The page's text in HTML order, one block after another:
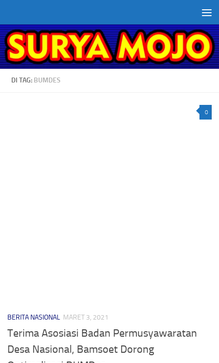
DI TAG: BUMDES
0
BERITA NASIONAL MARET 3, 2021
Terima Asosiasi Badan Permusyawaratan
Desa Nasional, Bamsoet Dorong